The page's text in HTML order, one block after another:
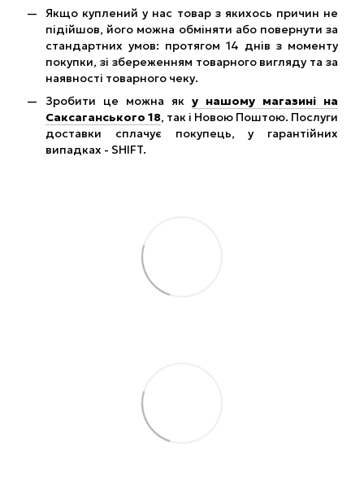
Якщо куплений у нас товар з якихось причин не
підійшов, його можна обміняти або повернути за
стандартних умов: протягом 14 днів з моменту
покупки, зі збереженням товарного вигляду та за
наявності товарного чеку.
Зробити це можна як у нашому магазині на
Саксаганського 18, так і Новою Поштою. Послуги
доставки сплачує покупець, у гарантійних
випадках - SHIFT.